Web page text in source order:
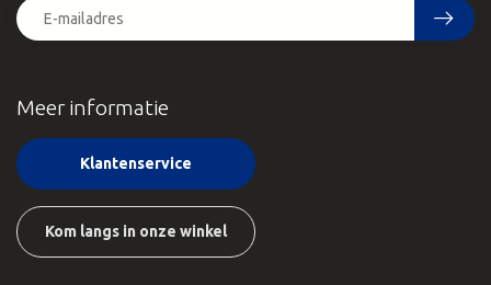
Meer informatie
Klantenservice
Kom langs in onze winkel